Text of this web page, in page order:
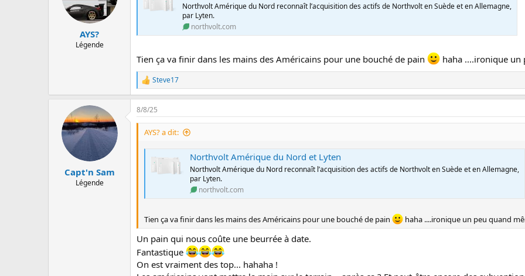
:
AYS?
Légende
Northvolt Amérique du Nord reconnaît l’acquisition des actifs de Northvolt en Suède et en Allemagne,
par Lyten.
northvolt.com
Tien ça va finir dans les mains des Américains pour une bouché de pain haha ....ironique un
L
e
s
r
é
Steve17
Capt'n Sam
Légende
8/8/25
AYS? a dit:
Northvolt Amérique du Nord et Lyten
Northvolt Amérique du Nord reconnaît l’acquisition des actifs de Northvolt en Suède et en Allemagne,
par Lyten.
northvolt.com
Tien ça va finir dans les mains des Américains pour une bouché de pain haha ....ironique un peu quand
Un pain qui nous coûte une beurrée à date.
Fantastique
On est vraiment des top... hahaha !